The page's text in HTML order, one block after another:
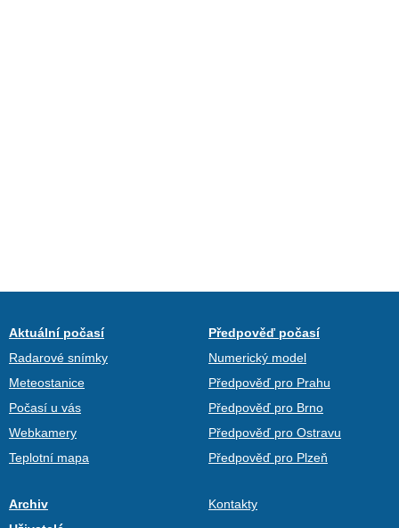
Aktuální počasí
Radarové snímky
Meteostanice
Počasí u vás
Webkamery
Teplotní mapa
Předpověď počasí
Numerický model
Předpověď pro Prahu
Předpověď pro Brno
Předpověď pro Ostravu
Předpověď pro Plzeň
Archiv
Kontakty